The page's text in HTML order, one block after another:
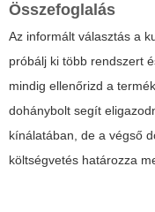
Összefoglalás
Az informált választás a
próbálj ki több rendszert
mindig ellenőrizd a
dohánybolt segít
kínálatában, de a végső
költségvetés határozza